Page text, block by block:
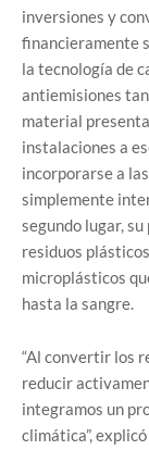
inversiones y
financieramente
la tecnología de
antiemisiones
material
instalaciones a
incorporarse a
simplemente
segundo lugar,
residuos
microplásticos
hasta la sangre.
“Al convertir los
reducir
integramos un
climática”,